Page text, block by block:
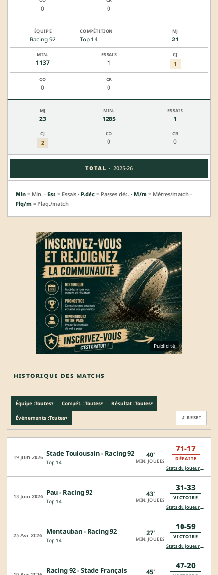
0 0
Racing 92 Top 14 21
1137 1 1
0 0
23 1285 1
2 0 0
TOTAL · 2025-26
Min = Min. · Ess = Essais · P.déc = Passes déc. · M/m = Mètres/match ·
Plq/m = Plaq./match
Publicité
HISTORIQUE DES MATCHS
Équipe :Toutes▾ Compét. :Toutes▾ Résultat :Toutes▾
Événements :Toutes▾ ↺ RESET
19 Juin 2026 Stade Toulousain - Racing 92
Top 14
40'
MIN. JOUEES
71-17
DÉFAITE
Stats du joueur→
13 Juin 2026 Pau - Racing 92
Top 14
43'
MIN. JOUEES
31-33
VICTOIRE
Stats du joueur→
25 Avr 2026 Montauban - Racing 92
Top 14
27'
MIN. JOUEES
10-59
VICTOIRE
Stats du joueur→
Racing 92 - Stade Français 45'
47-20